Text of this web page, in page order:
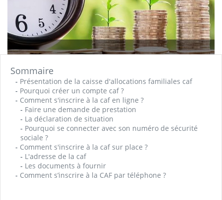
Sommaire
- Présentation de la caisse d'allocations familiales caf
- Pourquoi créer un compte caf ?
- Comment s'inscrire à la caf en ligne ?
- Faire une demande de prestation
- La déclaration de situation
- Pourquoi se connecter avec son numéro de sécurité
sociale ?
- Comment s'inscrire à la caf sur place ?
- L'adresse de la caf
- Les documents à fournir
- Comment s’inscrire à la CAF par téléphone ?